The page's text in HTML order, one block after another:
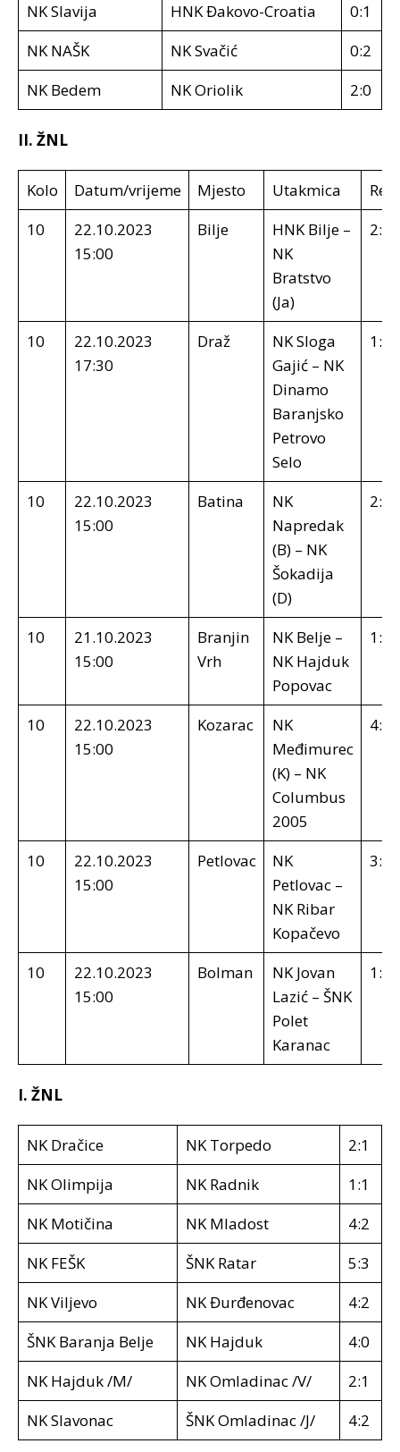
NK Slavija
HNK Đakovo-Croatia
0:1
NK NAŠK
NK Svačić
0:2
NK Bedem
NK Oriolik 2:0
II. ŽNL
Kolo Datum/vrijeme Mjesto Utakmica
10
22.10.2023
15:00
Bilje
HNK Bilje –
NK
Bratstvo
(Ja)
2:4
10
22.10.2023
17:30
Draž
NK Sloga
Gajić – NK
Dinamo
Baranjsko
Petrovo
Selo
1:3
10
22.10.2023
15:00
Batina
NK
Napredak
(B) – NK
Šokadija
(D)
2:3
10
21.10.2023
15:00
Branjin
Vrh
NK Belje –
NK Hajduk
Popovac
1:0
10
22.10.2023
15:00
Kozarac
NK
Međimurec
(K) – NK
Columbus
2005
4:0
10
22.10.2023
15:00
Petlovac
NK
Petlovac –
NK Ribar
Kopačevo
3:1
10
22.10.2023
15:00
Bolman
NK Jovan
Lazić – ŠNK
Polet
Karanac
1:2
I. ŽNL
NK Dračice NK Torpedo
2:1
NK Olimpija
NK Radnik
1:1
NK Motičina
NK Mladost
4:2
NK FEŠK
ŠNK Ratar
5:3
NK Viljevo
NK Đurđenovac
4:2
ŠNK Baranja Belje
NK Hajduk
4:0
NK Hajduk /M/
NK Omladinac /V/
2:1
NK Slavonac
ŠNK Omladinac /J/ 4:2